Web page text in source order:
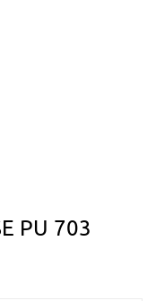
PU 703